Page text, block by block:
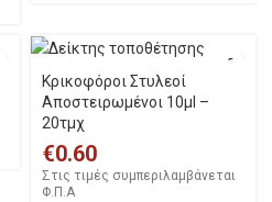
Κρικοφόροι Στυλεοί
Αποστειρωμένοι 10μl –
20τμχ
€0.60
Στις τιμές συμπεριλαμβάνεται
Φ.Π.Α